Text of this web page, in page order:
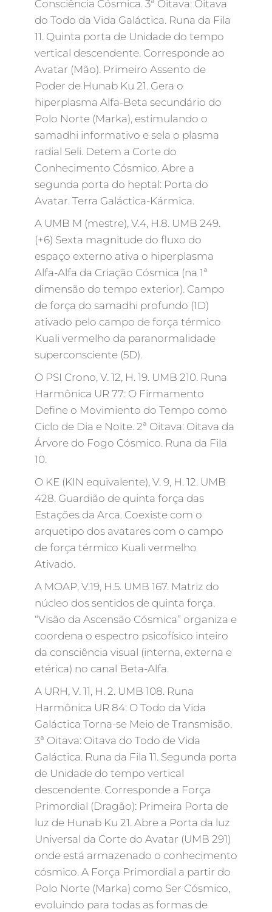
Consciência Cósmica. 3ª Oitava: Oitava
do Todo da Vida Galáctica. Runa da Fila
11. Quinta porta de Unidade do tempo
vertical descendente. Corresponde ao
Avatar (Mão). Primeiro Assento de
Poder de Hunab Ku 21. Gera o
hiperplasma Alfa-Beta secundário do
Polo Norte (Marka), estimulando o
samadhi informativo e sela o plasma
radial Seli. Detem a Corte do
Conhecimento Cósmico. Abre a
segunda porta do heptal: Porta do
Avatar. Terra Galáctica-Kármica.
A UMB M (mestre), V.4, H.8. UMB 249.
(+6) Sexta magnitude do fluxo do
espaço externo ativa o hiperplasma
Alfa-Alfa da Criação Cósmica (na 1ª
dimensão do tempo exterior). Campo
de força do samadhi profundo (1D)
ativado pelo campo de força térmico
Kuali vermelho da paranormalidade
superconsciente (5D).
O PSI Crono, V. 12, H. 19. UMB 210. Runa
Harmônica UR 77: O Firmamento
Define o Movimiento do Tempo como
Ciclo de Dia e Noite. 2ª Oitava: Oitava da
Árvore do Fogo Cósmico. Runa da Fila
10.
O KE (KIN equivalente), V. 9, H. 12. UMB
428. Guardião de quinta força das
Estações da Arca. Coexiste com o
arquetipo dos avatares com o campo
de força térmico Kuali vermelho
Ativado.
A MOAP, V.19, H.5. UMB 167. Matriz do
núcleo dos sentidos de quinta força.
“Visão da Ascensão Cósmica” organiza e
coordena o espectro psicofísico inteiro
da consciência visual (interna, externa e
etérica) no canal Beta-Alfa.
A URH, V. 11, H. 2. UMB 108. Runa
Harmônica UR 84: O Todo da Vida
Galáctica Torna-se Meio de Transmisão.
3ª Oitava: Oitava do Todo de Vida
Galáctica. Runa da Fila 11. Segunda porta
de Unidade do tempo vertical
descendente. Corresponde a Força
Primordial (Dragão): Primeira Porta de
luz de Hunab Ku 21. Abre a Porta da luz
Universal da Corte do Avatar (UMB 291)
onde está armazenado o conhecimento
cósmico. A Força Primordial a partir do
Polo Norte (Marka) como Ser Cósmico,
evoluindo para todas as formas de